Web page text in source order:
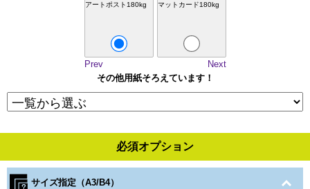
アートポスト180kg マットカード180kg
Prev
Next
その他用紙そろえています！
必須オプション
サイズ指定（A3/B4）